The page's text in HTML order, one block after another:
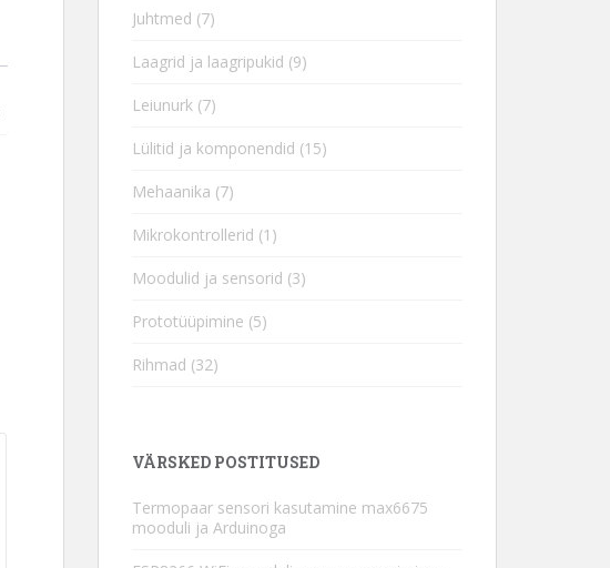
Juhtmed (7)
Laagrid ja laagripukid (9)
Leiunurk (7)
Lülitid ja komponendid (15)
Mehaanika (7)
Mikrokontrollerid (1)
Moodulid ja sensorid (3)
Prototüüpimine (5)
Rihmad (32)
VÄRSKED POSTITUSED
Termopaar sensori kasutamine max6675
mooduli ja Arduinoga